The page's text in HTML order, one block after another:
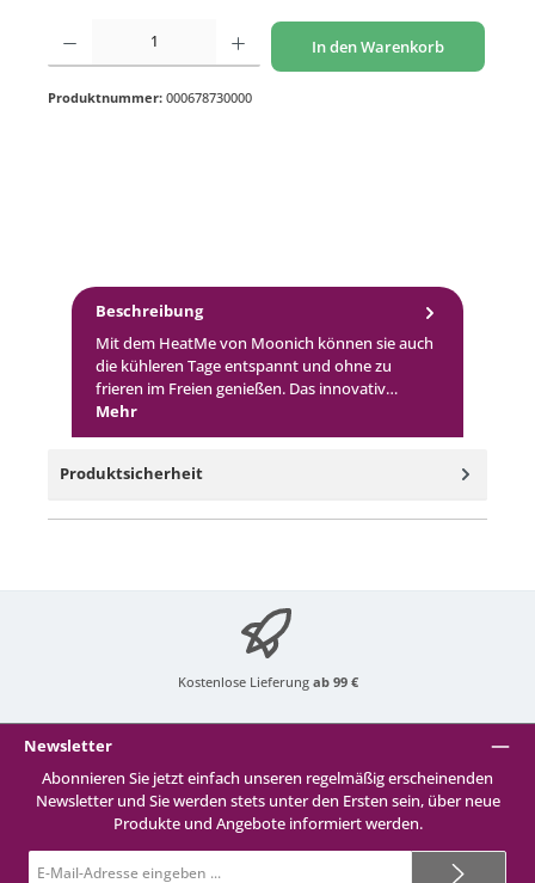
Produkt Anzahl: Gib den gewünschten Wert ein oder benutze die Schaltflächen um
In den Warenkorb
Produktnummer: 000678730000
Beschreibung
Mit dem HeatMe von Moonich können sie auch
die kühleren Tage entspannt und ohne zu
frieren im Freien genießen. Das innovativ…
Mehr
Produktsicherheit
Kostenlose Lieferung ab 99 €
Newsletter
Abonnieren Sie jetzt einfach unseren regelmäßig erscheinenden
Newsletter und Sie werden stets unter den Ersten sein, über neue
Produkte und Angebote informiert werden.
Mail-